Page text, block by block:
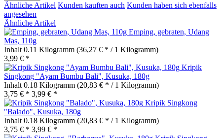
Ähnliche Artikel Kunden kauften auch Kunden haben sich ebenfalls
angesehen
Ähnliche Artikel
Emping, gebraten, Udang
Mas, 110g
Inhalt 0.11 Kilogramm (36,27 € * / 1 Kilogramm)
3,99 € *
Kripik
Singkong "Ayam Bumbu Bali", Kusuka, 180g
Inhalt 0.18 Kilogramm (20,83 € * / 1 Kilogramm)
3,75 € * 3,99 € *
Kripik Singkong
"Balado", Kusuka, 180g
Inhalt 0.18 Kilogramm (20,83 € * / 1 Kilogramm)
3,75 € * 3,99 € *